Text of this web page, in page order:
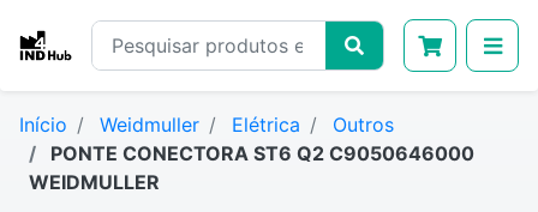
Início Weidmuller Elétrica
Outros
PONTE CONECTORA ST6 Q2 C9050646000
WEIDMULLER